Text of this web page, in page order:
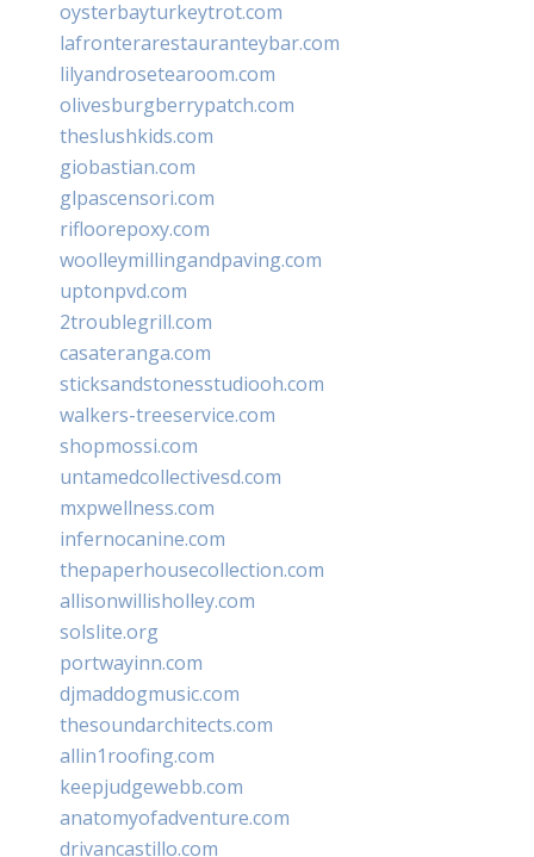
oysterbayturkeytrot.com
lafronterarestauranteybar.com
lilyandrosetearoom.com
olivesburgberrypatch.com
theslushkids.com
giobastian.com
glpascensori.com
rifloorepoxy.com
woolleymillingandpaving.com
uptonpvd.com
2troublegrill.com
casateranga.com
sticksandstonesstudiooh.com
walkers-treeservice.com
shopmossi.com
untamedcollectivesd.com
mxpwellness.com
infernocanine.com
thepaperhousecollection.com
allisonwillisholley.com
solslite.org
portwayinn.com
djmaddogmusic.com
thesoundarchitects.com
allin1roofing.com
keepjudgewebb.com
anatomyofadventure.com
drivancastillo.com